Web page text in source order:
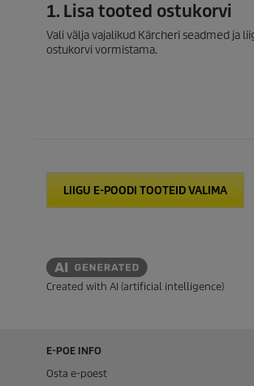
1. Lisa tooted ostukorvi
Vali välja vajalikud Kärcheri seadmed ja
ostukorvi vormistama.
LIIGU E-POODI TOOTEID VALIMA
Created with AI (artificial intelligence)
E-POE INFO
Osta e-poest